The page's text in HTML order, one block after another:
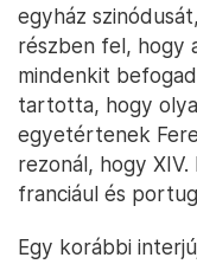
egyház
részben fel, hogy
mindenkit
tartotta, hogy
egyetértenek
rezonál, hogy
franciául és
Egy korábbi